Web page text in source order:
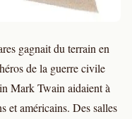
gagnait du terrain en
de la guerre civile
Mark Twain aidaient à
et américains. Des salles